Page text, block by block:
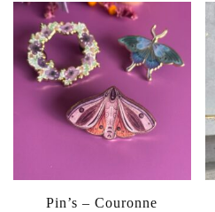
Pin’s – Couronne